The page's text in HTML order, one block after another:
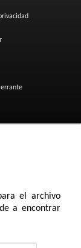
el archivo
a encontrar